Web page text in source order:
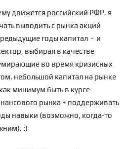
движется российский РФР, я
выводить с рынка акций
годы капитал - и
выбирая в качестве
во время кризисных
небольшой капитал на рынке
минимум быть в курсе
рынка + поддерживать
навыки (возможно, когда-то
:)